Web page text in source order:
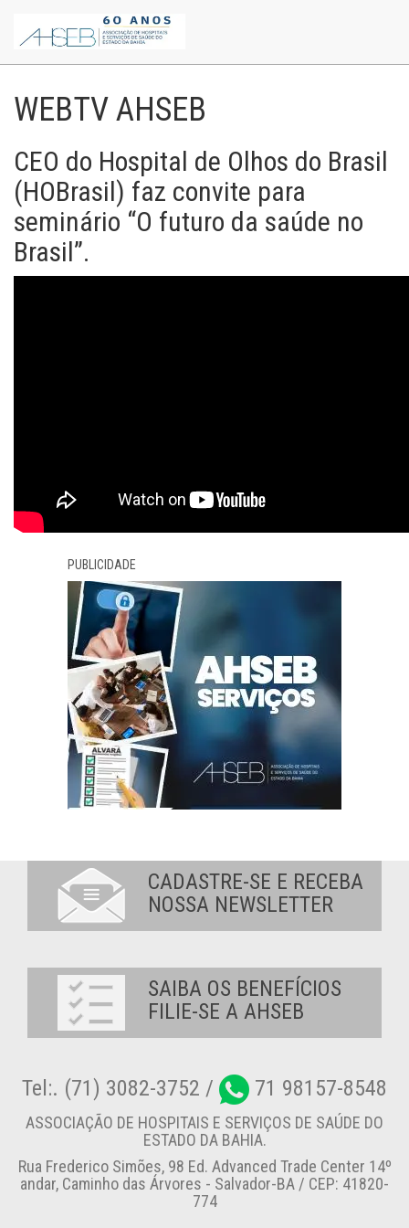
WEBTV AHSEB
CEO do Hospital de Olhos do Brasil
(HOBrasil) faz convite para
seminário “O futuro da saúde no
Brasil”.
PUBLICIDADE
CADASTRE-SE E RECEBA
NOSSA NEWSLETTER
SAIBA OS BENEFÍCIOS
FILIE-SE A AHSEB
Tel:. (71) 3082-3752 / 71 98157-8548
ASSOCIAÇÃO DE HOSPITAIS E SERVIÇOS DE SAÚDE DO
ESTADO DA BAHIA.
Rua Frederico Simões, 98 Ed. Advanced Trade Center 14º
andar, Caminho das Árvores - Salvador-BA / CEP: 41820-
774